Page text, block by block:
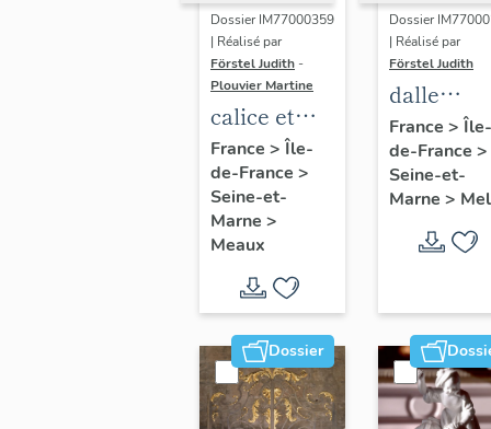
Dossier IM77000359
| Réalisé par
Förstel Judith -
Plouvier Martine
calice et
patène de
François-
Joseph
Bertrand-
Paraut,
1819
France > Île-
de-France >
Seine-et-
Marne >
Meaux
Dossier
| Réalisé par
Förstel Judith
dalle
funéraire
de
Louis de
France > Île-
de-France >
Seine-et-
Marne >
Dossier